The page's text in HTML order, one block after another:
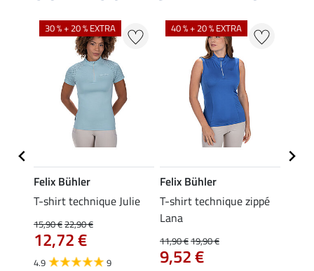
30 % + 20 % EXTRA
Felix Bühler
T-shirt technique Julie
15,90 €22,90 €
12,72 €
4.9 9
40 % + 20 % EXTRA
Felix Bühler
T-shirt technique zippé
Lana
11,90 €19,90 €
9,52 €